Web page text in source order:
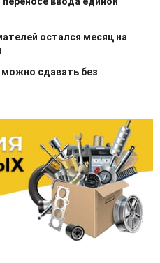
остался месяц на
сдавать без